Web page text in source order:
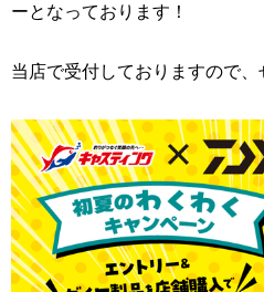
ーとなっております！
当店で受付しておりますので